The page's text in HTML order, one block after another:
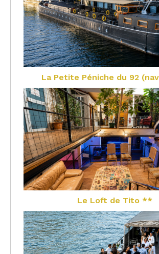
La Petite Péniche du 92
Le Loft de Tito **